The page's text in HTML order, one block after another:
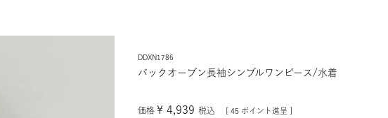
DDXN1786
バックオープン長袖シンプルワンピース/水着
価格 ¥ 4,939 税込 45 ポイント進呈 ]